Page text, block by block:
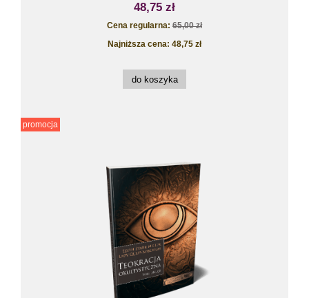
48,75 zł
Cena regularna: 65,00 zł
Najniższa cena: 48,75 zł
do koszyka
promocja